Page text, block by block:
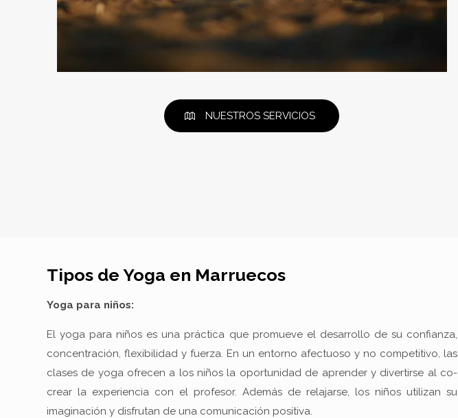
NUESTROS SERVICIOS
Tipos de Yoga en Marruecos
Yoga para niños:
El yoga para niños es una práctica que promueve el desarrollo de su confianza,
concentración, flexibilidad y fuerza. En un entorno afectuoso y no competitivo, las
clases de yoga ofrecen a los niños la oportunidad de aprender y divertirse al co-
crear la experiencia con el profesor. Además de relajarse, los niños utilizan su
imaginación y disfrutan de una comunicación positiva.